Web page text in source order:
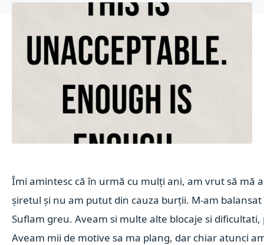
Îmi amintesc că în urmă cu mulți ani, am vrut să mă
șiretul și nu am putut din cauza burții. M-am
Suflam greu. Aveam si multe alte blocaje si
Aveam mii de motive sa ma plang, dar chiar atunci